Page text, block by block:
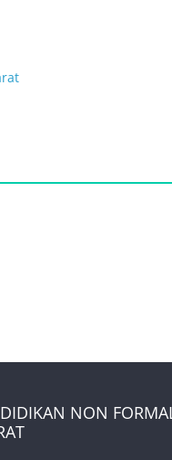
NON